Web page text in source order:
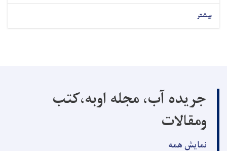
بیشتر
جریده آب، مجله اوبه،کتب
ومقالات
نمایش همه